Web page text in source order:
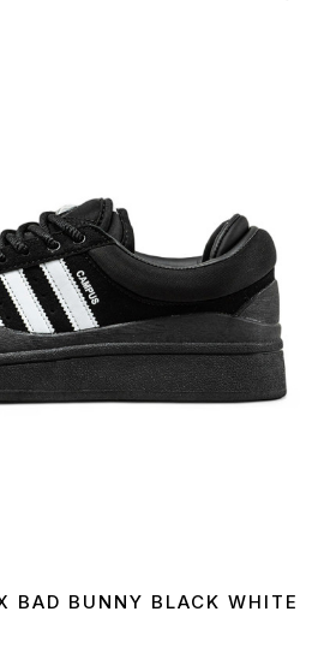
BAD BUNNY BLACK WHITE